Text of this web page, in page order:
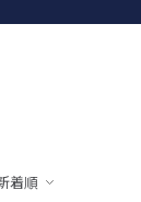
着順